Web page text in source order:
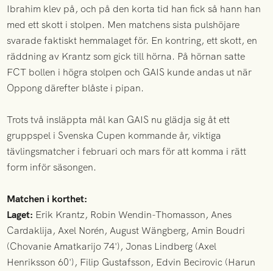
Ibrahim klev på, och på den korta tid han fick så hann han
med ett skott i stolpen. Men matchens sista pulshöjare
svarade faktiskt hemmalaget för. En kontring, ett skott, en
räddning av Krantz som gick till hörna. På hörnan satte
FCT bollen i högra stolpen och GAIS kunde andas ut när
Oppong därefter blåste i pipan.
Trots två insläppta mål kan GAIS nu glädja sig åt ett
gruppspel i Svenska Cupen kommande år, viktiga
tävlingsmatcher i februari och mars för att komma i rätt
form inför säsongen.
Matchen i korthet:
Laget: Erik Krantz, Robin Wendin-Thomasson, Anes
Cardaklija, Axel Norén, August Wängberg, Amin Boudri
(Chovanie Amatkarijo 74'), Jonas Lindberg (Axel
Henriksson 60'), Filip Gustafsson, Edvin Becirovic (Harun